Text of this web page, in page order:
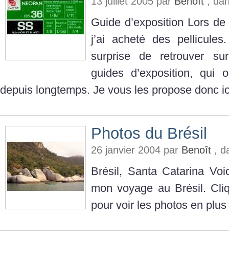
Guide d’exposition Lors
j’ai acheté des
surprise de retrouver
guides d’exposition, qui
depuis longtemps. Je vous les propose donc
Photos du Brésil
26 janvier 2004 par Benoît ,
Brésil, Santa Catarina
mon voyage au Brésil.
pour voir les photos en